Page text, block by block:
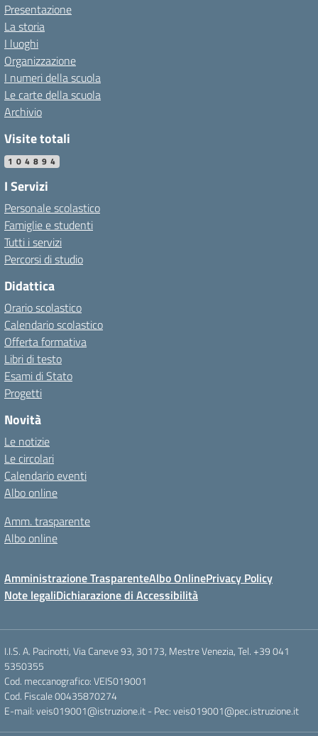
Presentazione
La storia
I luoghi
Organizzazione
I numeri della scuola
Le carte della scuola
Archivio
Visite totali
104894
I Servizi
Personale scolastico
Famiglie e studenti
Tutti i servizi
Percorsi di studio
Didattica
Orario scolastico
Calendario scolastico
Offerta formativa
Libri di testo
Esami di Stato
Progetti
Novità
Le notizie
Le circolari
Calendario eventi
Albo online
Amm. trasparente
Albo online
Amministrazione TrasparenteAlbo OnlinePrivacy Policy
Note legaliDichiarazione di Accessibilità
I.I.S. A. Pacinotti, Via Caneve 93, 30173, Mestre Venezia, Tel. +39 041
5350355
Cod. meccanografico: VEIS019001
Cod. Fiscale 00435870274
E-mail: veis019001@istruzione.it - Pec: veis019001@pec.istruzione.it